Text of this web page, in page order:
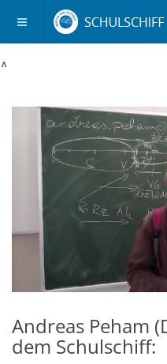
Andreas
Schulschiff:
Andreas Peham
dem Schulschiff: